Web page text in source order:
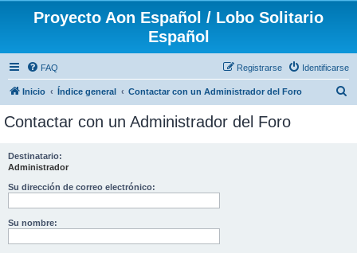
Proyecto Aon Español / Lobo Solitario
Español
FAQ Identificarse
Registrarse
Inicio Índice general Contactar con un Administrador del Foro
Contactar con un Administrador del Foro
Destinatario:
Administrador
Su dirección de correo electrónico:
Su nombre: